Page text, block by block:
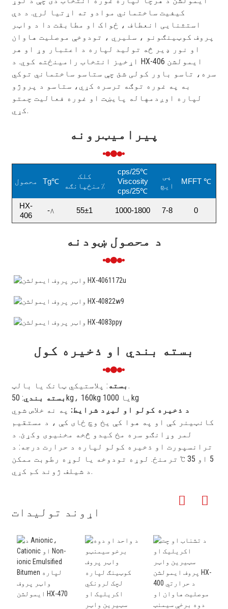
کیفیت ساختماني موادو ته اړتیا لري. د دې
استثنایی انعطاف ، ځواک او مطابقت دا د واټر
پروف کوټینګونو ، سلیري ، تودوخې موصلیت هاوان
او نور ډیر څه تولید لپاره د اعتبار وړ او هر
اړخیز انتخاب رامینځته کوي. د HX-406 ایمولشن
سره، تاسو باور کولی شئ چې ستاسو ساختماني توکي
به په غوره توګه ترسره کړي، ستاسو د پروژو
لپاره اوږدمهاله پایښت او غوره فعالیت چمتو
کړي.
پیرامیټرونه
محصول Tg℃
کلک
منځپانګه٪
cps/25℃
Viscosity
cps/25℃
پی
ایچ
MFFT ℃
HX-
406
-۸ 55±1 1000-1800 7-8 0
د محصول ښودنه
بسته بندي او ذخیره کول
بسته : پلاستیکي ټانک یا بالټ.
بسته بندي
: 50kg، 160kg یا 1000kg
د ذخیره کولو او لیږد شرایط: په نه خلاص شوي
کانټینر کې او په هوا کې یخ وچ ځای کې ، د مستقیم
لمر وړانګو سره مخ کیدو څخه مخنیوی وکړئ. د
ترانسپورت او ذخیره کولو لپاره د حرارت درجه: د
5 او 35 ℃ ترمنځ. لوړه تودوخه یا لوړه رطوبت ممکن
د شیلف ژوند کم کړي.
اړوند توليدات